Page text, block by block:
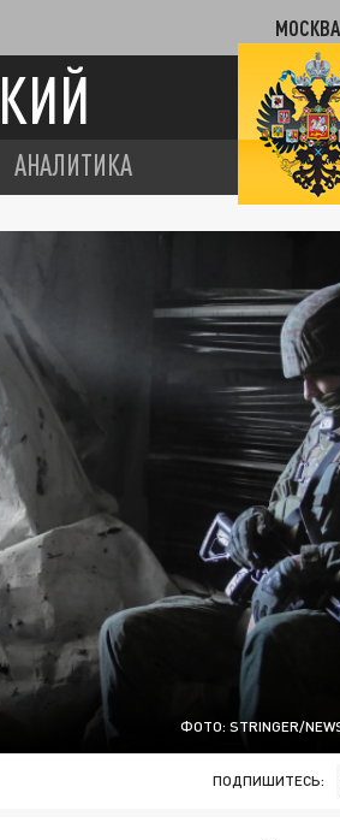
МОСКВА
АНАЛИТИКА
ФОТО: STRINGER/
ПОДПИШИТЕСЬ: